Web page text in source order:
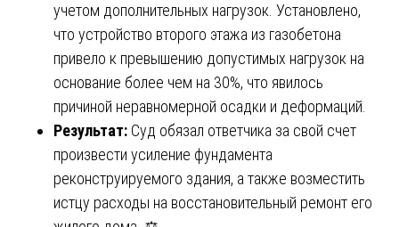
учетом дополнительных нагрузок. Установлено,
что устройство второго этажа из газобетона
привело к превышению допустимых нагрузок на
основание более чем на 30%, что явилось
причиной неравномерной осадки и деформаций.
Результат: Суд обязал ответчика за свой счет
произвести усиление фундамента
реконструируемого здания, а также возместить
истцу расходы на восстановительный ремонт его